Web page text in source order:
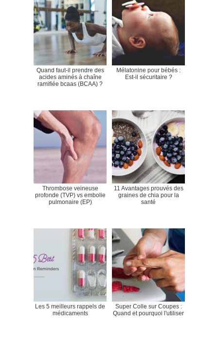
Quand faut-il prendre des
acides aminés à chaîne
ramifiée bcaas (BCAA) ?
Mélatonine pour bébés :
Est-il sécuritaire ?
Thrombose veineuse
profonde (TVP) vs embolie
pulmonaire (EP)
11 Avantages prouvés des
graines de chia pour la
santé
Les 5 meilleurs rappels de
médicaments
Super Colle sur Coupes :
Quand et pourquoi l'utiliser